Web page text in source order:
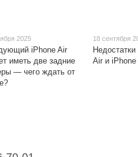
2025
iPhone Air
иметь две задние
— чего ждать от
18 сентября
Air и